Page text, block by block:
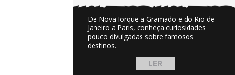
De Nova Iorque a Gramado e do Rio de
Janeiro a Paris, conheça curiosidades
pouco divulgadas sobre famosos
destinos.
LER